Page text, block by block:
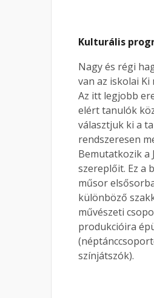
Kulturális
Nagy és régi
van az iskolai Ki
Az itt legjobb
elért tanulók
választjuk ki a
rendszeresen
Bemutatkozik a
szereplőit. Ez a
műsor
különböző
művészeti
produkcióira
színjátszók).